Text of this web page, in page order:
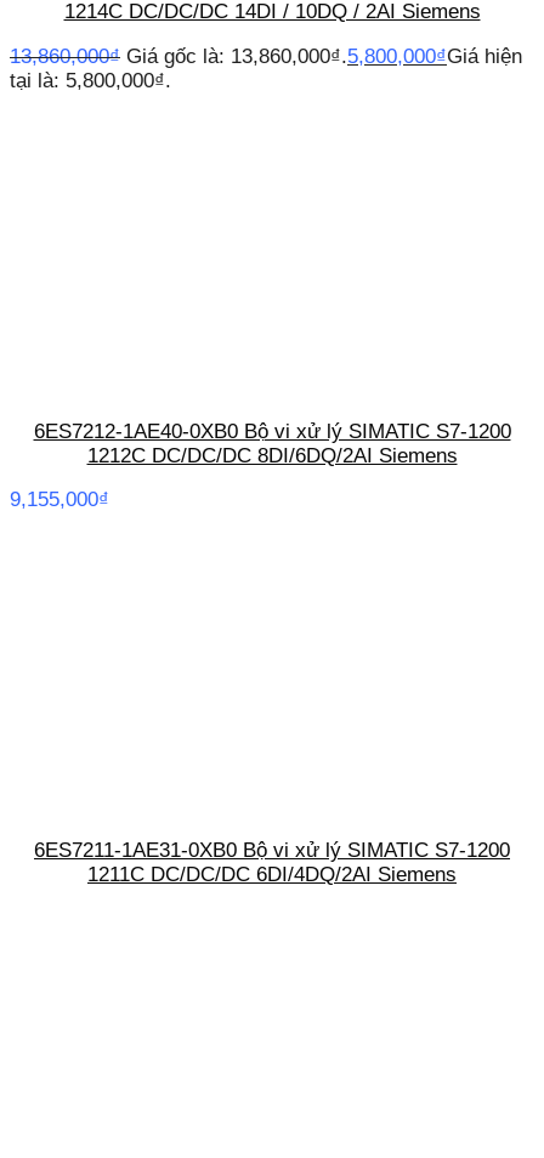
1214C DC/DC/DC 14DI / 10DQ / 2AI Siemens
13,860,000₫ Giá gốc là: 13,860,000₫.5,800,000₫Giá hiện
tại là: 5,800,000₫.
6ES7212-1AE40-0XB0 Bộ vi xử lý SIMATIC S7-1200
1212C DC/DC/DC 8DI/6DQ/2AI Siemens
9,155,000₫
6ES7211-1AE31-0XB0 Bộ vi xử lý SIMATIC S7-1200
1211C DC/DC/DC 6DI/4DQ/2AI Siemens